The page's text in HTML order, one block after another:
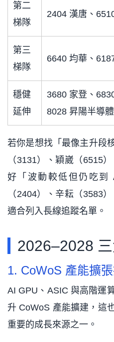
第二
梯隊
2404 漢唐、
第三
梯隊
6640 均華、
穩健
延伸
3680 家登、
8028 昇陽半導體
若你是想找「最像主升段
（3131）、穎崴（6515
好「波動較低但仍吃到
（2404）、辛耘（3583
適合列入長線追蹤名單。
2026–2028
1. CoWoS 產能擴
AI GPU、ASIC 與高階運
升 CoWoS 產能擴建，這
重要的成長來源之一。